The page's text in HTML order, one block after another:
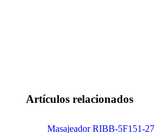
Artículos relacionados
Masajeador RIBB-5F151-27